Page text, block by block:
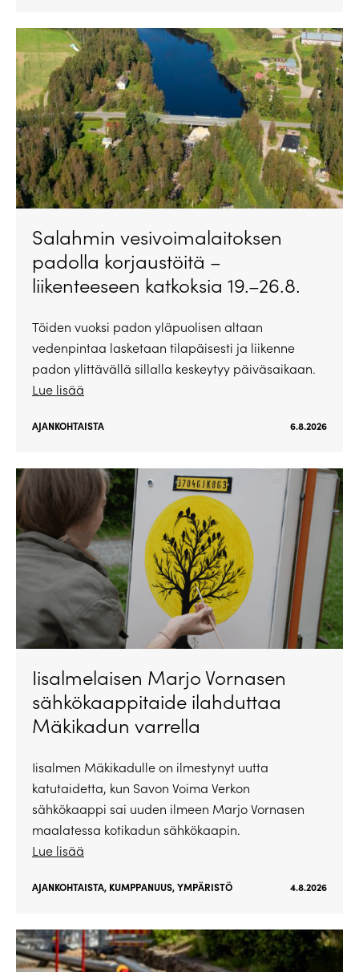
Salahmin vesivoimalaitoksen
padolla korjaustöitä –
liikenteeseen katkoksia 19.–26.8.
Töiden vuoksi padon yläpuolisen altaan
vedenpintaa lasketaan tilapäisesti ja liikenne
padon ylittävällä sillalla keskeytyy päiväsaikaan.
Lue lisää
AJANKOHTAISTA 6.8.2026
Iisalmelaisen Marjo Vornasen
sähkökaappitaide ilahduttaa
Mäkikadun varrella
Iisalmen Mäkikadulle on ilmestynyt uutta
katutaidetta, kun Savon Voima Verkon
sähkökaappi sai uuden ilmeen Marjo Vornasen
maalatessa kotikadun sähkökaapin.
Lue lisää
AJANKOHTAISTA, KUMPPANUUS,YMPÄRISTÖ 4.8.2026